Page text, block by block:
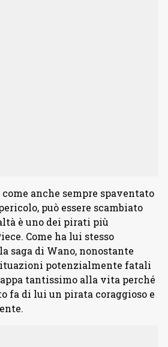
anche sempre spaventato
può essere scambiato
è uno dei pirati più
Come ha lui stesso
saga di Wano, nonostante
potenzialmente fatali
tantissimo alla vita perché
fa di lui un pirata coraggioso e